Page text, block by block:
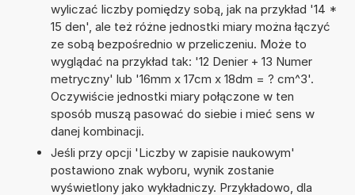
wyliczać liczby pomiędzy sobą, jak na przykład '14 *
15 den', ale też różne jednostki miary można łączyć
ze sobą bezpośrednio w przeliczeniu. Może to
wyglądać na przykład tak: '12 Denier + 13 Numer
metryczny' lub '16mm x 17cm x 18dm = ? cm^3'.
Oczywiście jednostki miary połączone w ten
sposób muszą pasować do siebie i mieć sens w
danej kombinacji.
Jeśli przy opcji 'Liczby w zapisie naukowym'
postawiono znak wyboru, wynik zostanie
wyświetlony jako wykładniczy. Przykładowo, dla